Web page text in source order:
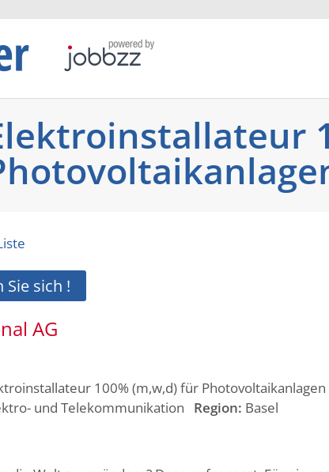
Sie sich !
AG
100% (m,w,d) für Photovoltaikanlagen
und Telekommunikation Region: Basel